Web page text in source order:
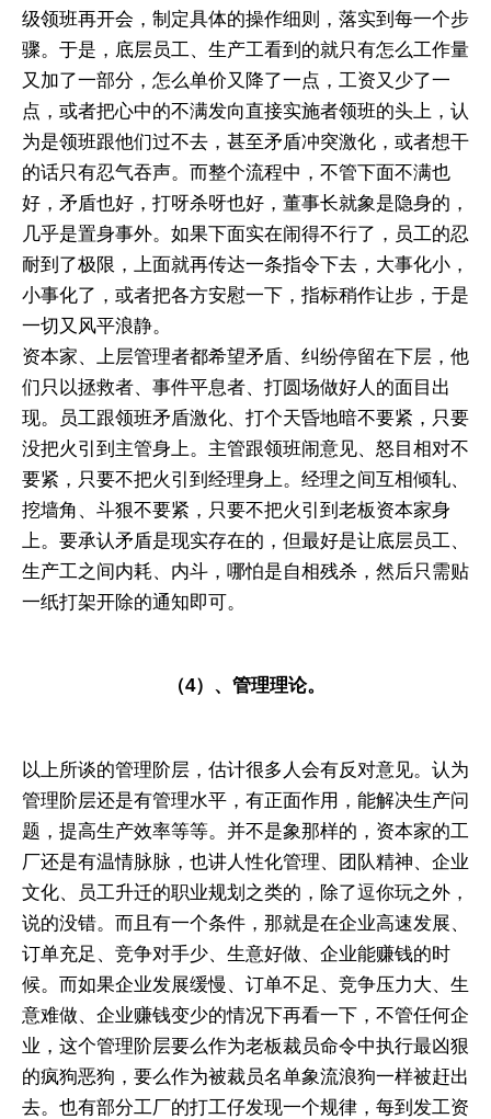
级领班再开会，制定具体的操作细则，落实到每一个步
骤。于是，底层员工、生产工看到的就只有怎么工作量
又加了一部分，怎么单价又降了一点，工资又少了一
点，或者把心中的不满发向直接实施者领班的头上，认
为是领班跟他们过不去，甚至矛盾冲突激化，或者想干
的话只有忍气吞声。而整个流程中，不管下面不满也
好，矛盾也好，打呀杀呀也好，董事长就象是隐身的，
几乎是置身事外。如果下面实在闹得不行了，员工的忍
耐到了极限，上面就再传达一条指令下去，大事化小，
小事化了，或者把各方安慰一下，指标稍作让步，于是
一切又风平浪静。
资本家、上层管理者都希望矛盾、纠纷停留在下层，他
们只以拯救者、事件平息者、打圆场做好人的面目出
现。员工跟领班矛盾激化、打个天昏地暗不要紧，只要
没把火引到主管身上。主管跟领班闹意见、怒目相对不
要紧，只要不把火引到经理身上。经理之间互相倾轧、
挖墙角、斗狠不要紧，只要不把火引到老板资本家身
上。要承认矛盾是现实存在的，但最好是让底层员工、
生产工之间内耗、内斗，哪怕是自相残杀，然后只需贴
一纸打架开除的通知即可。
（4）、管理理论。
以上所谈的管理阶层，估计很多人会有反对意见。认为
管理阶层还是有管理水平，有正面作用，能解决生产问
题，提高生产效率等等。并不是象那样的，资本家的工
厂还是有温情脉脉，也讲人性化管理、团队精神、企业
文化、员工升迁的职业规划之类的，除了逗你玩之外，
说的没错。而且有一个条件，那就是在企业高速发展、
订单充足、竞争对手少、生意好做、企业能赚钱的时
候。而如果企业发展缓慢、订单不足、竞争压力大、生
意难做、企业赚钱变少的情况下再看一下，不管任何企
业，这个管理阶层要么作为老板裁员命令中执行最凶狠
的疯狗恶狗，要么作为被裁员名单象流浪狗一样被赶出
去。也有部分工厂的打工仔发现一个规律，每到发工资